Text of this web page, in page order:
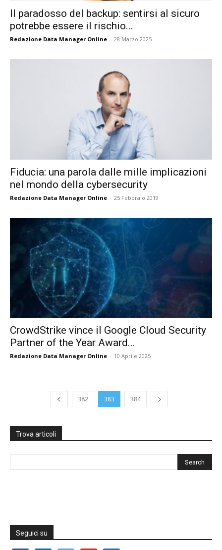
Il paradosso del backup: sentirsi al sicuro
potrebbe essere il rischio...
Redazione Data Manager Online - 28 Marzo 2025
Fiducia: una parola dalle mille implicazioni
nel mondo della cybersecurity
Redazione Data Manager Online - 25 Febbraio 2019
CrowdStrike vince il Google Cloud Security
Partner of the Year Award...
Redazione Data Manager Online - 10 Aprile 2025
382 383 384
Trova articoli
Seguici su